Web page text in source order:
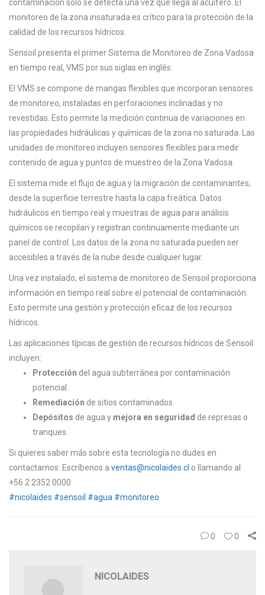
contaminación solo se detecta una vez que llega al acuífero. El
monitoreo de la zona insaturada es crítico para la protección de la
calidad de los recursos hídricos.
Sensoil presenta el primer Sistema de Monitoreo de Zona Vadosa
en tiempo real, VMS por sus siglas en inglés.
El VMS se compone de mangas flexibles que incorporan sensores
de monitoreo, instaladas en perforaciones inclinadas y no
revestidas. Esto permite la medición continua de variaciones en
las propiedades hidráulicas y químicas de la zona no saturada. Las
unidades de monitoreo incluyen sensores flexibles para medir
contenido de agua y puntos de muestreo de la Zona Vadosa.
El sistema mide el flujo de agua y la migración de contaminantes,
desde la superficie terrestre hasta la capa freática. Datos
hidráulicos en tiempo real y muestras de agua para análisis
químicos se recopilan y registran continuamente mediante un
panel de control. Los datos de la zona no saturada pueden ser
accesibles a través de la nube desde cualquier lugar.
Una vez instalado, el sistema de monitoreo de Sensoil proporciona
información en tiempo real sobre el potencial de contaminación.
Esto permite una gestión y protección eficaz de los recursos
hídricos.
Las aplicaciones típicas de gestión de recursos hídricos de Sensoil
incluyen:
Protección del agua subterránea por contaminación
potencial.
Remediación de sitios contaminados.
Depósitos de agua y mejora en seguridad de represas o
tranques.
Si quieres saber más sobre esta tecnología no dudes en
contactarnos: Escríbenos a ventas@nicolaides.cl o llamando al
+56 2 2352 0000
#nicolaides #sensoil #agua #monitoreo
0 0
NICOLAIDES